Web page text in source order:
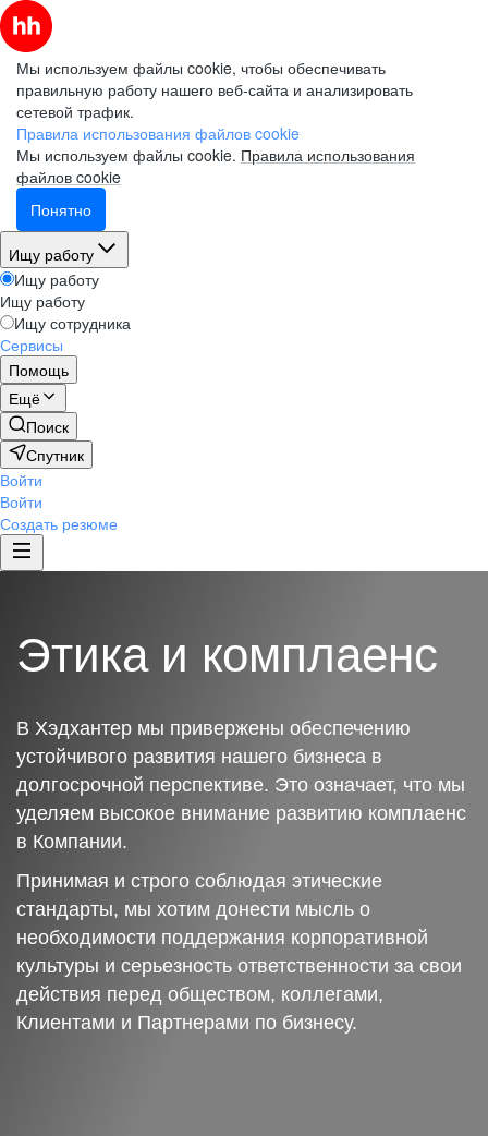
Мы используем файлы cookie, чтобы обеспечивать
правильную работу нашего веб-сайта и анализировать
сетевой трафик.
Правила использования файлов cookie
Мы используем файлы cookie. Правила использования
файлов cookie
Понятно
Ищу работу
Ищу работу
Ищу работу
Ищу сотрудника
Сервисы
Помощь
Ещё
Поиск
Спутник
Войти
Войти
Создать резюме
Этика и комплаенс
В Хэдхантер мы привержены обеспечению
устойчивого развития нашего бизнеса в
долгосрочной перспективе. Это означает, что мы
уделяем высокое внимание развитию комплаенс
в Компании.
Принимая и строго соблюдая этические
стандарты, мы хотим донести мысль о
необходимости поддержания корпоративной
культуры и серьезность ответственности за свои
действия перед обществом, коллегами,
Клиентами и Партнерами по бизнесу.